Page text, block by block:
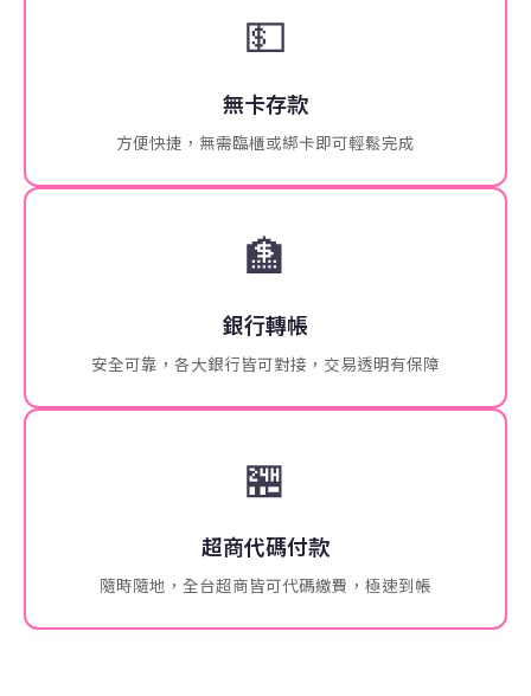
💵
無卡存款
方便快捷，無需臨櫃或綁卡即可輕鬆完成
🏦
銀行轉帳
安全可靠，各大銀行皆可對接，交易透明有保障
🏪
超商代碼付款
隨時隨地，全台超商皆可代碼繳費，極速到帳